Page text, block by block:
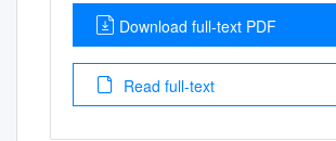
Download full-text PDF
Read full-text